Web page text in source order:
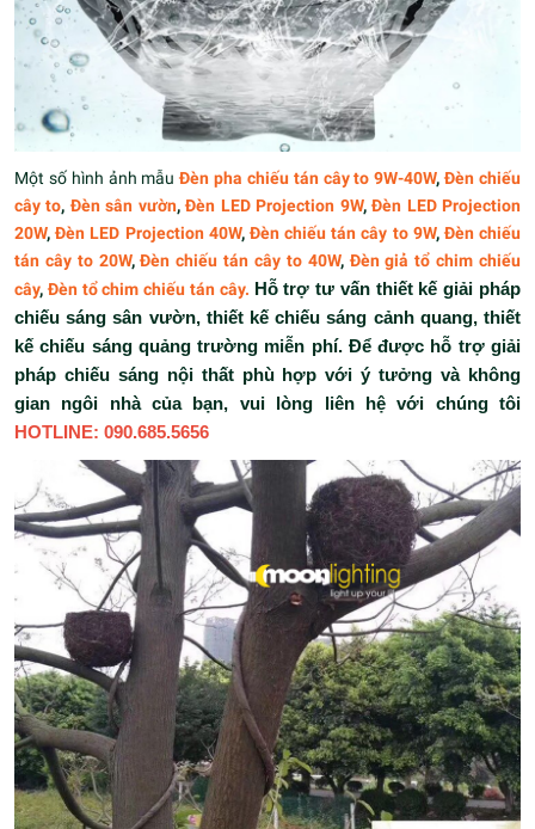
Một số hình ảnh mẫuĐèn pha chiếu tán cây to 9W-40W,Đèn chiếu
cây to, Đèn sân vườn,Đèn LED Projection 9W,Đèn LED Projection
20W,Đèn LED Projection 40W, Đèn chiếu tán cây to 9W, Đèn chiếu
tán cây to 20W,Đèn chiếu tán cây to 40W, Đèn giả tổ chim chiếu
cây, Đèn tổ chim chiếu tán cây. Hỗ trợ tư vấn thiết kế giải pháp
chiếu sáng sân vườn, thiết kế chiếu sáng cảnh quang, thiết
kế chiếu sáng quảng trường miễn phí. Để được hỗ trợ giải
pháp chiếu sáng nội thất phù hợp với ý tưởng và không
gian ngôi nhà của bạn, vui lòng liên hệ với chúng tôi
HOTLINE: 090.685.5656